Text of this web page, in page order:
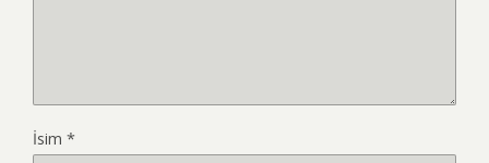
İsim *